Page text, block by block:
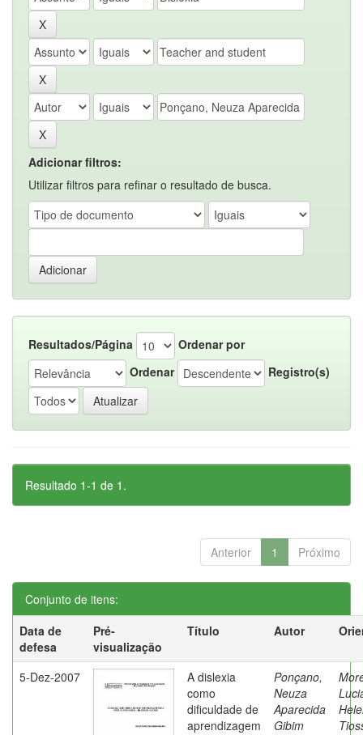
Adicionar filtros:
Utilizar filtros para refinar o resultado de busca.
Resultados/Página
Ordenar por
Ordenar
Registro(s)
Resultado 1-1 de 1.
Anterior 1 Próximo
Conjunto de itens:
Data de
defesa
Pré-
visualização
Título Autor
5-Dez-2007
A dislexia
como
dificuldade de
aprendizagem
Ponçano,
Neuza
Aparecida
Gibim